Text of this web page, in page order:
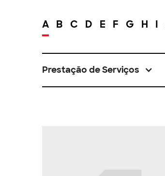
A B C D E F G H I
Prestação de Serviços